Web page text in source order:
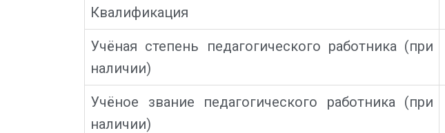
Квалификация
Учёная степень педагогического работника (при
наличии)
Учёное звание педагогического работника (при
наличии)